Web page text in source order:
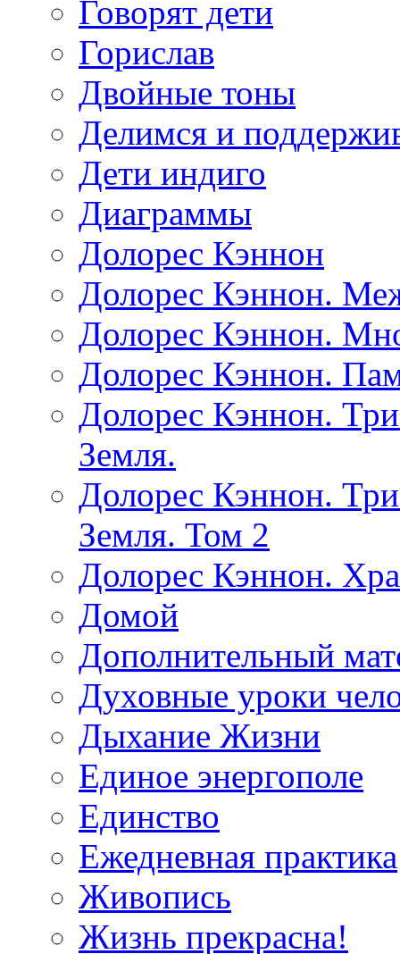
Говорят дети
Горислав
Двойные тоны
Делимся и
Дети индиго
Диаграммы
Долорес Кэннон
Долорес Кэннон.
Долорес Кэннон.
Долорес Кэннон.
Долорес Кэннон.
Земля.
Долорес Кэннон.
Земля. Том 2
Долорес Кэннон.
Домой
Дополнительный
Духовные уроки
Дыхание Жизни
Единое энергополе
Единство
Ежедневная практика
Живопись
Жизнь прекрасна!